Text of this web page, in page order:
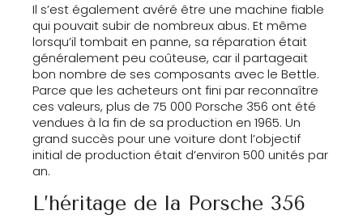
Il s’est également avéré être une machine fiable
qui pouvait subir de nombreux abus. Et même
lorsqu’il tombait en panne, sa réparation était
généralement peu coûteuse, car il partageait
bon nombre de ses composants avec le Bettle.
Parce que les acheteurs ont fini par reconnaître
ces valeurs, plus de 75 000 Porsche 356 ont été
vendues à la fin de sa production en 1965. Un
grand succès pour une voiture dont l’objectif
initial de production était d’environ 500 unités par
an.
L’héritage de la Porsche 356